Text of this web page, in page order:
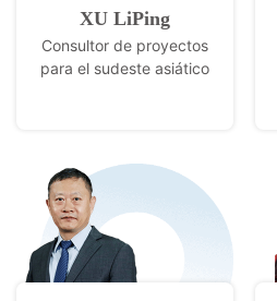
XU LiPing
Consultor de proyectos
para el sudeste asiático